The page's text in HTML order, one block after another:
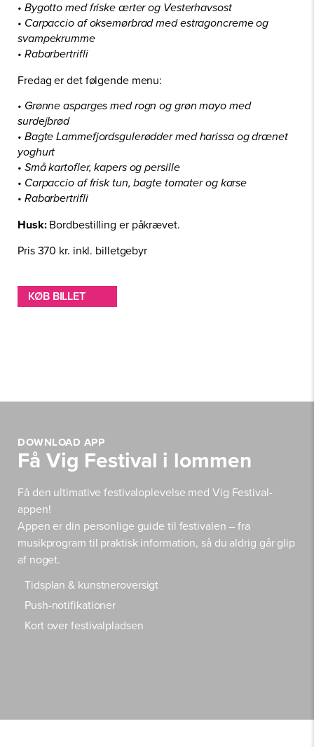
• Bygotto med friske ærter og Vesterhavsost
• Carpaccio af oksemørbrad med estragoncreme og
svampekrumme
• Rabarbertrifli
Fredag er det følgende menu:
• Grønne asparges med rogn og grøn mayo med
surdejbrød
• Bagte Lammefjordsgulerødder med harissa og drænet
yoghurt
• Små kartofler, kapers og persille
• Carpaccio af frisk tun, bagte tomater og karse
• Rabarbertrifli
Husk:Bordbestilling er påkrævet.
Pris 370 kr. inkl. billetgebyr
KØB BILLET
DOWNLOAD APP
Få Vig Festival i lommen
Få den ultimative festivaloplevelse med Vig Festival-
appen!
Appen er din personlige guide til festivalen – fra
musikprogram til praktisk information, så du aldrig går glip
af noget.
Tidsplan & kunstneroversigt
Push-notifikationer
Kort over festivalpladsen